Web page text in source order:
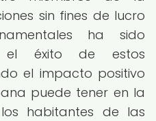
sin fines de lucro
ha sido
el éxito de estos
el impacto positivo
puede tener en la
habitantes de las